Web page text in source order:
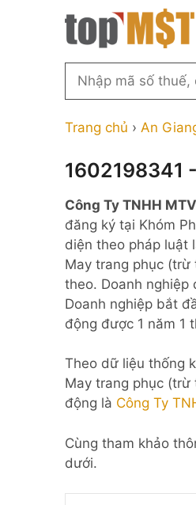
Thành phố Hồ Chí Minh
Thành phố Hà Nội
Thành phố Đà Nẵng
Thành phố Hải Phòng
Thanh Hóa
Bắc Ninh
Nghệ An
Tìm
theo
công
người
đại
diện
hoặc
mã
số
thuế
Trang chủ › An
1602198341
Công Ty TNHH
đăng ký tại Khóm
diện theo pháp luật
May trang phục (trừ
theo. Doanh nghiệp
Doanh nghiệp bắt
động được 1 năm 1
Theo dữ liệu thống
May trang phục (trừ
động là Công Ty
Cùng tham khảo
dưới.